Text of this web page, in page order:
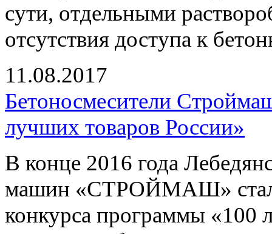
сути, отдельными
отсутствия доступа к
11.08.2017
Бетоносмесители
лучших товаров России»
В конце 2016 года
машин «СТРОЙМАШ» стал
конкурса программы «100